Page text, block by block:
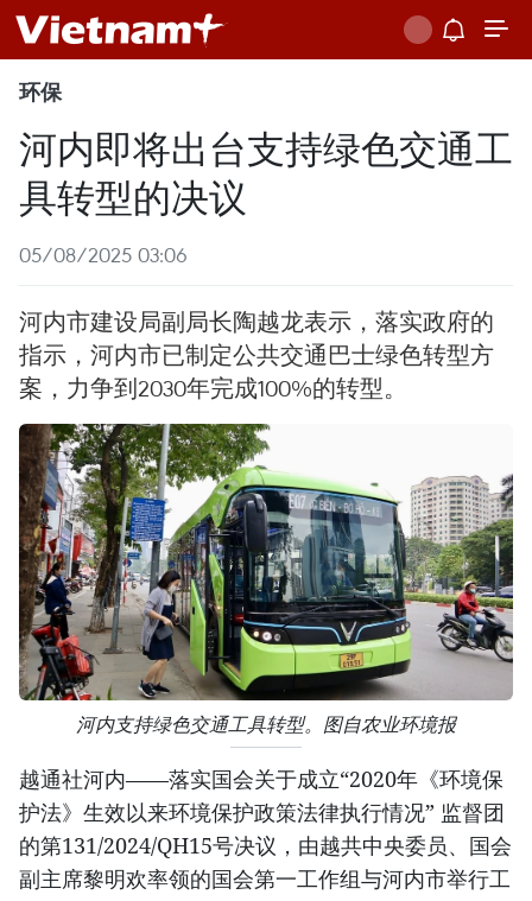
环保
河内即将出台支持绿色交通工
具转型的决议
05/08/2025 03:06
河内市建设局副局长陶越龙表示，落实政府的
指示，河内市已制定公共交通巴士绿色转型方
案，力争到2030年完成100%的转型。
河内支持绿色交通工具转型。图自农业环境报
越通社河内——落实国会关于成立“2020年《环境保
护法》生效以来环境保护政策法律执行情况” 监督团
的第131/2024/QH15号决议，由越共中央委员、国会
副主席黎明欢率领的国会第一工作组与河内市举行工